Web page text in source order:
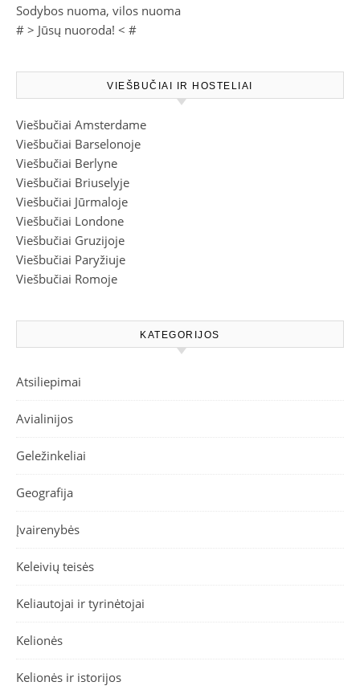
Sodybos nuoma, vilos nuoma
# > Jūsų nuoroda! < #
VIEŠBUČIAI IR HOSTELIAI
Viešbučiai Amsterdame
Viešbučiai Barselonoje
Viešbučiai Berlyne
Viešbučiai Briuselyje
Viešbučiai Jūrmaloje
Viešbučiai Londone
Viešbučiai Gruzijoje
Viešbučiai Paryžiuje
Viešbučiai Romoje
KATEGORIJOS
Atsiliepimai
Avialinijos
Geležinkeliai
Geografija
Įvairenybės
Keleivių teisės
Keliautojai ir tyrinėtojai
Kelionės
Kelionės ir istorijos